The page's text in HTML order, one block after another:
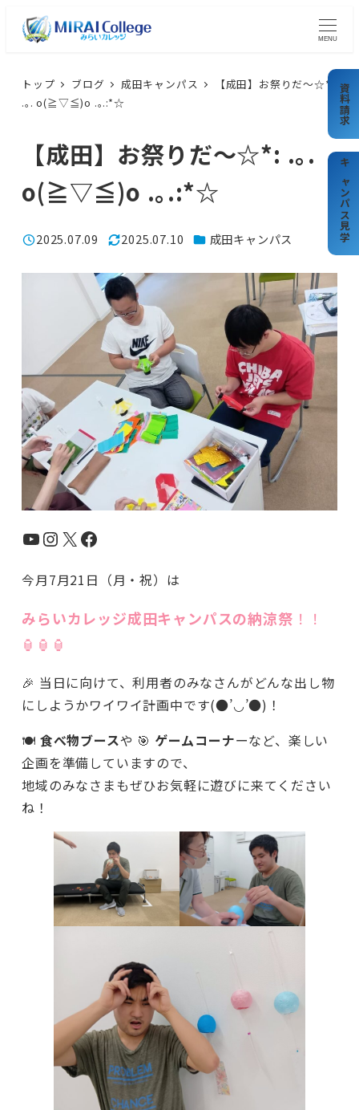
MENU
トップ ブログ 成田キャンパス
【成田】お祭りだ～☆*:
.｡. o(≧▽≦)o .｡.:*☆
【成田】お祭りだ～☆*: .｡.
o(≧▽≦)o .｡.:*☆
投稿日
2025.07.09
更新日
2025.07.10 カテゴリー
成田キャンパス
YouTube
Instagram
X Facebook
今月7月21日（月・祝）は
みらいカレッジ成田キャンパスの納涼祭 ！！
🏮🏮🏮
🎉 当日に向けて、利用者のみなさんがどんな出し物
にしようかワイワイ計画中です(●’◡’●)！
🍽️ 食べ物ブースや 🎯 ゲームコーナーなど、楽しい
企画を準備していますので、
地域のみなさまもぜひお気軽に遊びに来てください
ね！
資料請求
キャンパス見学